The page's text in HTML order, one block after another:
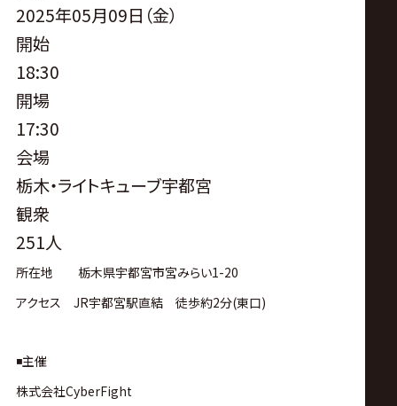
2025年05月09日（金）
開始
18:30
開場
17:30
会場
栃木・ライトキューブ宇都宮
観衆
251人
所在地 栃木県宇都宮市宮みらい1-20
アクセス JR宇都宮駅直結 徒歩約2分(東口)
◾️主催
株式会社CyberFight